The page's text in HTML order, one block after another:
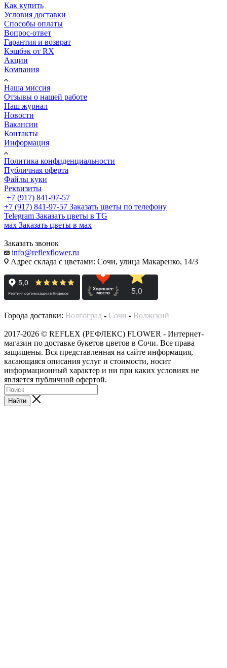
Как купить
Условия доставки
Способы оплаты
Вопрос-ответ
Гарантия и возврат
Кэшбэк от RX
Акции
Компания
Наша миссия
Отзывы о нашей работе
Наш журнал
Новости
Вакансии
Контакты
Информация
Политика конфиденциальности
Публичная оферта
Файлы куки
Реквизиты
+7 (917) 841-97-57
+7 (917) 841-97-57 Заказать цветы по телефону
Telegram Заказать цветы в TG
мах Заказать цветы в мах
Заказать звонок
info@reflexflower.ru
Адрес склада с цветами: Сочи, улица Макаренко, 14/3
Города доставки: Волгоград - Сочи - Волжский
2017-2026 © REFLEX (РЕФЛЕКС) FLOWER - Интернет-
магазин по доставке букетов цветов в Сочи. Все права
защищены. Вся представленная на сайте информация,
касающаяся описания услуг и стоимости, носит
информационный характер и ни при каких условиях не
является публичной офертой.
Найти